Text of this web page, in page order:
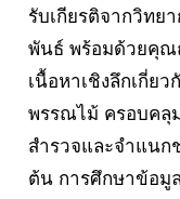
รับเกียรติจากวิทย
พันธ์ พร้อมด้วยคุณ
เนื้อหาเชิงลึกเกี่ย
พรรณไม้ ครอบคลุ
สำรวจและจำแน
ต้น การศึกษาข้อมู